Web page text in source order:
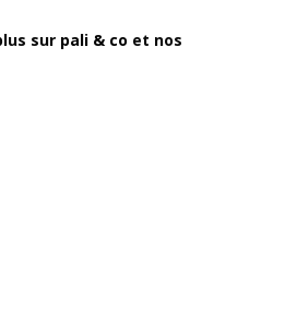
sur pali & co et nos